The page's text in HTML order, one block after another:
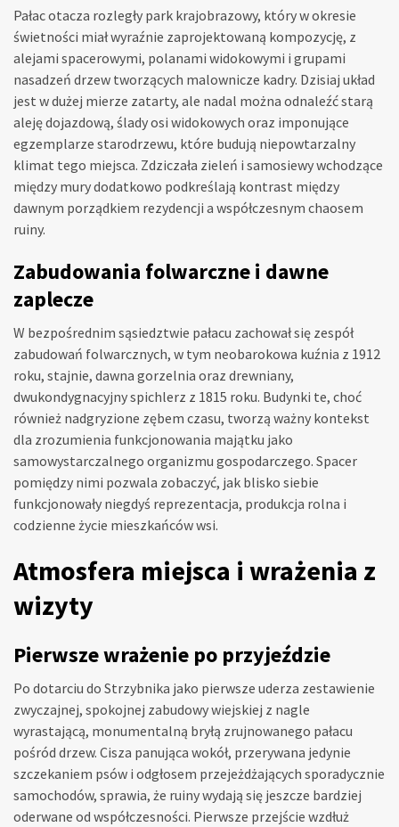
Pałac otacza rozległy park krajobrazowy, który w okresie
świetności miał wyraźnie zaprojektowaną kompozycję, z
alejami spacerowymi, polanami widokowymi i grupami
nasadzeń drzew tworzących malownicze kadry. Dzisiaj układ
jest w dużej mierze zatarty, ale nadal można odnaleźć starą
aleję dojazdową, ślady osi widokowych oraz imponujące
egzemplarze starodrzewu, które budują niepowtarzalny
klimat tego miejsca. Zdziczała zieleń i samosiewy wchodzące
między mury dodatkowo podkreślają kontrast między
dawnym porządkiem rezydencji a współczesnym chaosem
ruiny.
Zabudowania folwarczne i dawne
zaplecze
W bezpośrednim sąsiedztwie pałacu zachował się zespół
zabudowań folwarcznych, w tym neobarokowa kuźnia z 1912
roku, stajnie, dawna gorzelnia oraz drewniany,
dwukondygnacyjny spichlerz z 1815 roku. Budynki te, choć
również nadgryzione zębem czasu, tworzą ważny kontekst
dla zrozumienia funkcjonowania majątku jako
samowystarczalnego organizmu gospodarczego. Spacer
pomiędzy nimi pozwala zobaczyć, jak blisko siebie
funkcjonowały niegdyś reprezentacja, produkcja rolna i
codzienne życie mieszkańców wsi.
Atmosfera miejsca i wrażenia z
wizyty
Pierwsze wrażenie po przyjeździe
Po dotarciu do Strzybnika jako pierwsze uderza zestawienie
zwyczajnej, spokojnej zabudowy wiejskiej z nagle
wyrastającą, monumentalną bryłą zrujnowanego pałacu
pośród drzew. Cisza panująca wokół, przerywana jedynie
szczekaniem psów i odgłosem przejeżdżających sporadycznie
samochodów, sprawia, że ruiny wydają się jeszcze bardziej
oderwane od współczesności. Pierwsze przejście wzdłuż